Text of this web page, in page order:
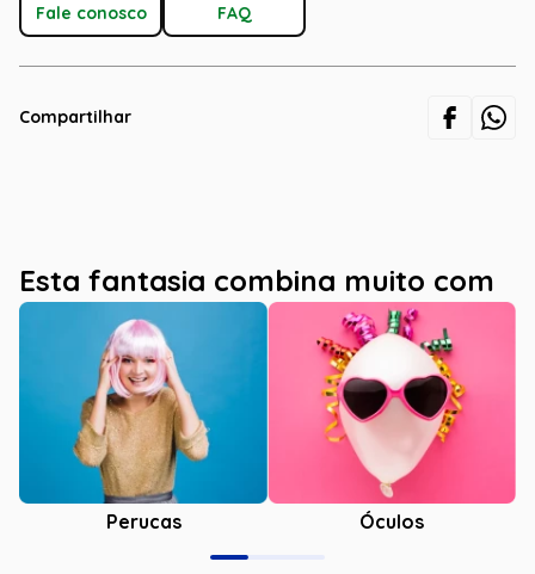
Fale conosco FAQ
Compartilhar
Esta fantasia combina muito com
Perucas Óculos